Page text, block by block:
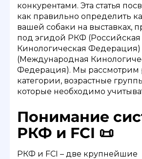
конкурентами. Эта статья
как правильно определить
вашей собаки на выставках,
под эгидой РКФ (Российская
Кинологическая Федерация)
(Международная
Федерация). Мы рассмотрим
категории, возрастные
которые необходимо
Понимание
РКФ и FCI 📜
РКФ и FCI – две крупнейшие